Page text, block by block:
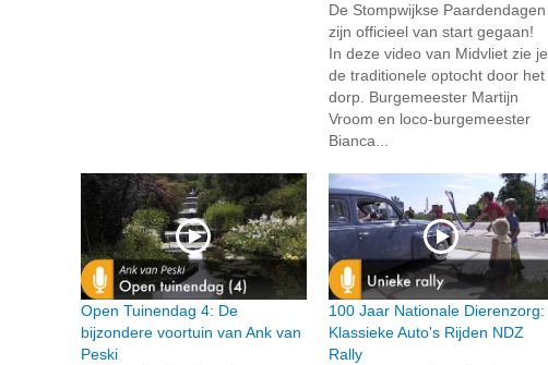
De Stompwijkse Paardendagen
zijn officieel van start gegaan!
In deze video van Midvliet zie je
de traditionele optocht door het
dorp. Burgemeester Martijn
Vroom en loco-burgemeester
Bianca...
Open Tuinendag 4: De
bijzondere voortuin van Ank van
Peski
100 Jaar Nationale Dierenzorg:
Klassieke Auto's Rijden NDZ
Rally